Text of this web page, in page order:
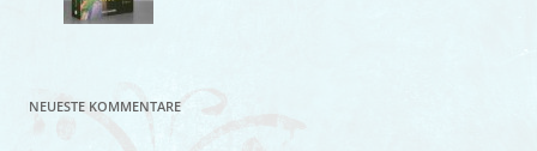
NEUESTE KOMMENTARE